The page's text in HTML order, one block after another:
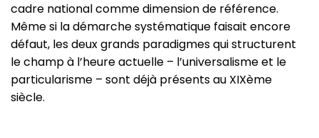
cadre national comme dimension de référence.
Même si la démarche systématique faisait encore
défaut, les deux grands paradigmes qui structurent
le champ à l’heure actuelle – l’universalisme et le
particularisme – sont déjà présents au XIXème
siècle.